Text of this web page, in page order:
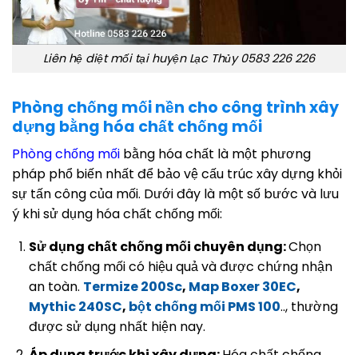
Liên hệ diệt mối tại huyện Lạc Thủy 0583 226 226
Phòng chống mối nền cho công trình xây
dựng bằng hóa chất chống mối
Phòng chống mối bằng hóa chất là một phương
pháp phổ biến nhất để bảo vệ cấu trúc xây dựng khỏi
sự tấn công của mối. Dưới đây là một số bước và lưu
ý khi sử dụng hóa chất chống mối:
Sử dụng chất chống mối chuyên dụng:Chọn
chất chống mối có hiệu quả và được chứng nhận
an toàn. Termize 200Sc, Map Boxer 30EC,
Mythic 240SC, bột chống mối PMS 100.., thường
được sử dụng nhất hiện nay.